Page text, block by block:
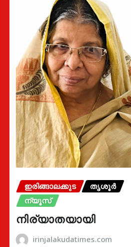
ഇരിങ്ങാലക്കുട
തൃശൂർ
ന്യൂസ്
നിര്യാതയായി
irinjalakudatimes.com